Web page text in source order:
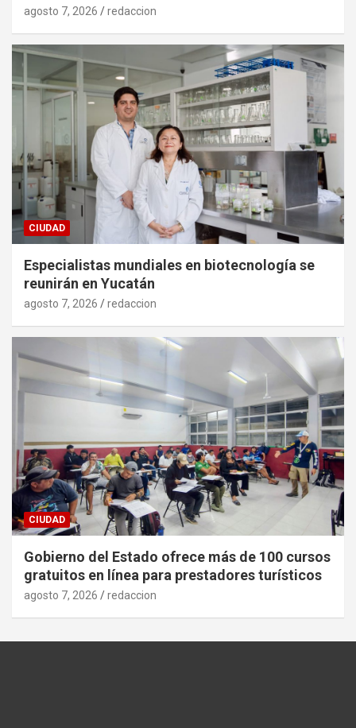
agosto 7, 2026 redaccion
CIUDAD
Especialistas mundiales en biotecnología se
reunirán en Yucatán
agosto 7, 2026 redaccion
CIUDAD
Gobierno del Estado ofrece más de 100 cursos
gratuitos en línea para prestadores turísticos
agosto 7, 2026 redaccion